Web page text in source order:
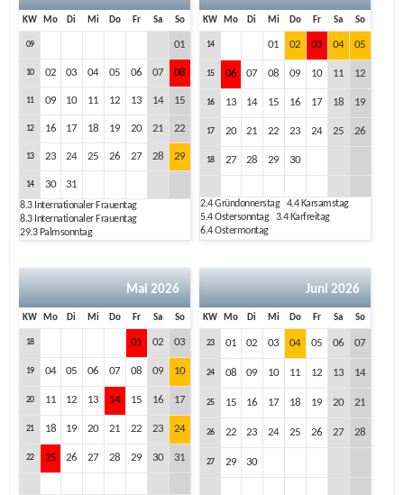
KW Mo Di Mi Do Fr Sa So
09 01
10 02 03 04 05 06 07 08
11 09 10 11 12 13 14 15
12 16 17 18 19 20 21 22
13 23 24 25 26 27 28 29
14 30 31
8.3Internationaler Frauentag
8.3Internationaler Frauentag
29.3Palmsonntag
KW Mo Di Mi Do Fr Sa So
14 01 02 03 04 05
15 06 07 08 09 10 11 12
16 13 14 15 16 17 18 19
17 20 21 22 23 24 25 26
18 27 28 29 30
2.4Gründonnerstag 4.4Karsamstag
5.4Ostersonntag 3.4Karfreitag
6.4Ostermontag
Mai 2026
KW Mo Di Mi Do Fr Sa So
18 01 02 03
19 04 05 06 07 08 09 10
20 11 12 13 14 15 16 17
21 18 19 20 21 22 23 24
22 25 26 27 28 29 30 31
Juni 2026
KW Mo Di Mi Do Fr Sa So
23 01 02 03 04 05 06 07
24 08 09 10 11 12 13 14
25 15 16 17 18 19 20 21
26 22 23 24 25 26 27 28
27 29 30